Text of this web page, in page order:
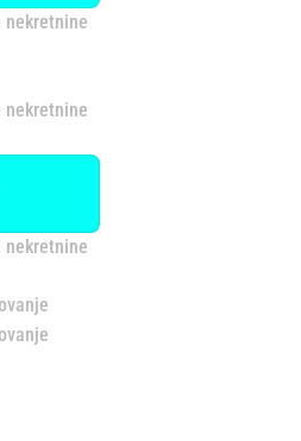
nekretnine
nekretnine
nekretnine